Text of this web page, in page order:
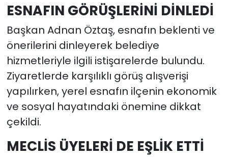
ESNAFIN GÖRÜŞLERİNİ DİNLEDİ
Başkan Adnan Öztaş, esnafın beklenti ve
önerilerini dinleyerek belediye
hizmetleriyle ilgili istişarelerde bulundu.
Ziyaretlerde karşılıklı görüş alışverişi
yapılırken, yerel esnafın ilçenin ekonomik
ve sosyal hayatındaki önemine dikkat
çekildi.
MECLİS ÜYELERİ DE EŞLİK ETTİ